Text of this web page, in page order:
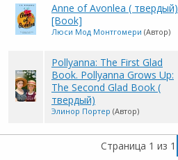
Anne of Avonlea ( твердый)
[Book]
Люси Мод Монтгомери (Автор)
Pollyanna: The First Glad
Book. Pollyanna Grows Up:
The Second Glad Book (
твердый)
Элинор Портер (Автор)
Страница 1 из 1